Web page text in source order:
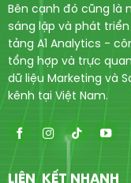
Bên cạnh đó cũng là
sáng lập và phát triển
tảng A1 Analytics -
tổng hợp và trực
dữ liệu Marketing và
kênh tại Việt Nam.
LIÊN KẾT NHANH